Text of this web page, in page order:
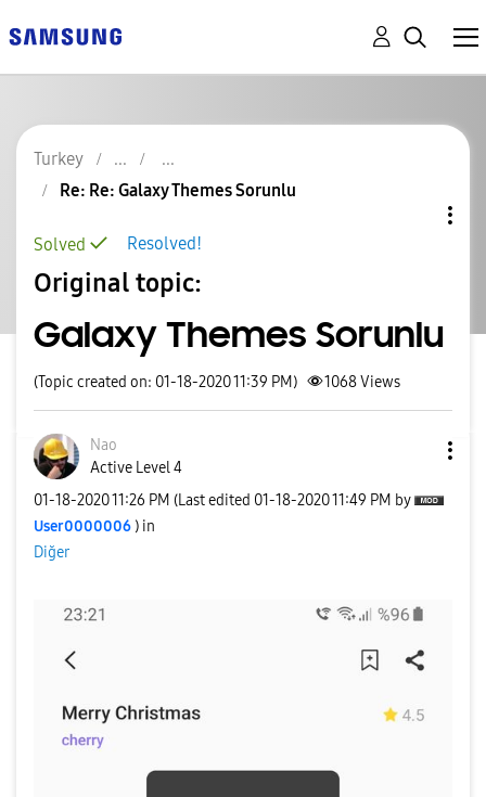
Turkey
Re: Re: Galaxy Themes Sorunlu
Resolved!
Solved
Original topic:
Galaxy Themes Sorunlu
(Topic created on: 01-18-2020 11:39 PM) 1068Views
Nao
Active Level 4
‎01-18-202011:26 PM (Last edited ‎01-18-202011:49 PM by
User0000006 ) in
Diğer